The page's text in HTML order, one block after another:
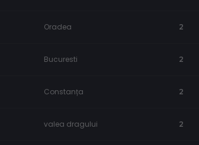
Oradea 2
Bucuresti 2
Constanța 2
valea dragului 2